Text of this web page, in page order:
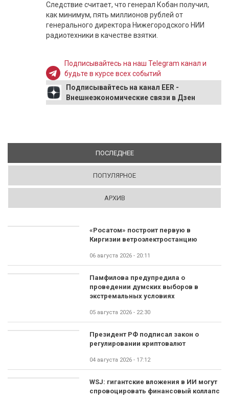
Следствие считает, что генерал Кобан получил,
как минимум, пять миллионов рублей от
генерального директора Нижегородского НИИ
радиотехники в качестве взятки.
Подписывайтесь на наш Telegram канал и
будьте в курсе всех событий
Подписывайтесь на канал EER -
Внешнеэкономические связи в Дзен
ПОСЛЕДНЕЕ(АКТИВНАЯ ВКЛАДКА)
ПОПУЛЯРНОЕ
АРХИВ
«Росатом» построит первую в
Киргизии ветроэлектростанцию
06 августа 2026 - 20:11
Памфилова предупредила о
проведении думских выборов в
экстремальных условиях
05 августа 2026 - 22:30
Президент РФ подписал закон о
регулировании криптовалют
04 августа 2026 - 17:12
WSJ: гигантские вложения в ИИ могут
спровоцировать финансовый коллапс